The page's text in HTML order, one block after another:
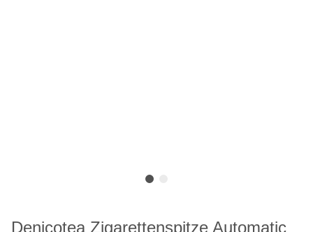
Denicotea Zigarettenspitze Automatic